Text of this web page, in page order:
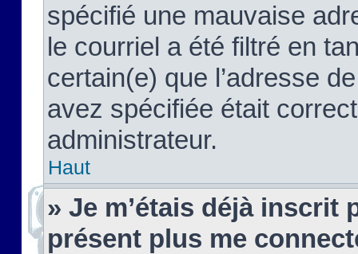
spécifié une mauvaise
le courriel a été filtré en
certain(e) que l’adresse
avez spécifiée était
administrateur.
Haut
» Je m’étais déjà inscrit
présent plus me